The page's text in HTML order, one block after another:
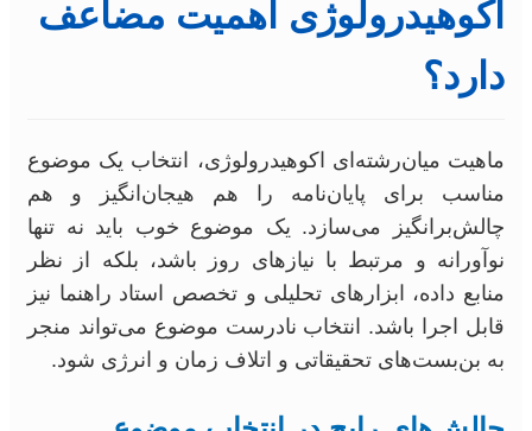
اکوهیدرولوژی اهمیت مضاعف
دارد؟
ماهیت میان‌رشته‌ای اکوهیدرولوژی، انتخاب یک موضوع
مناسب برای پایان‌نامه را هم هیجان‌انگیز و هم
چالش‌برانگیز می‌سازد. یک موضوع خوب باید نه تنها
نوآورانه و مرتبط با نیازهای روز باشد، بلکه از نظر
منابع داده، ابزارهای تحلیلی و تخصص استاد راهنما نیز
قابل اجرا باشد. انتخاب نادرست موضوع می‌تواند منجر
به بن‌بست‌های تحقیقاتی و اتلاف زمان و انرژی شود.